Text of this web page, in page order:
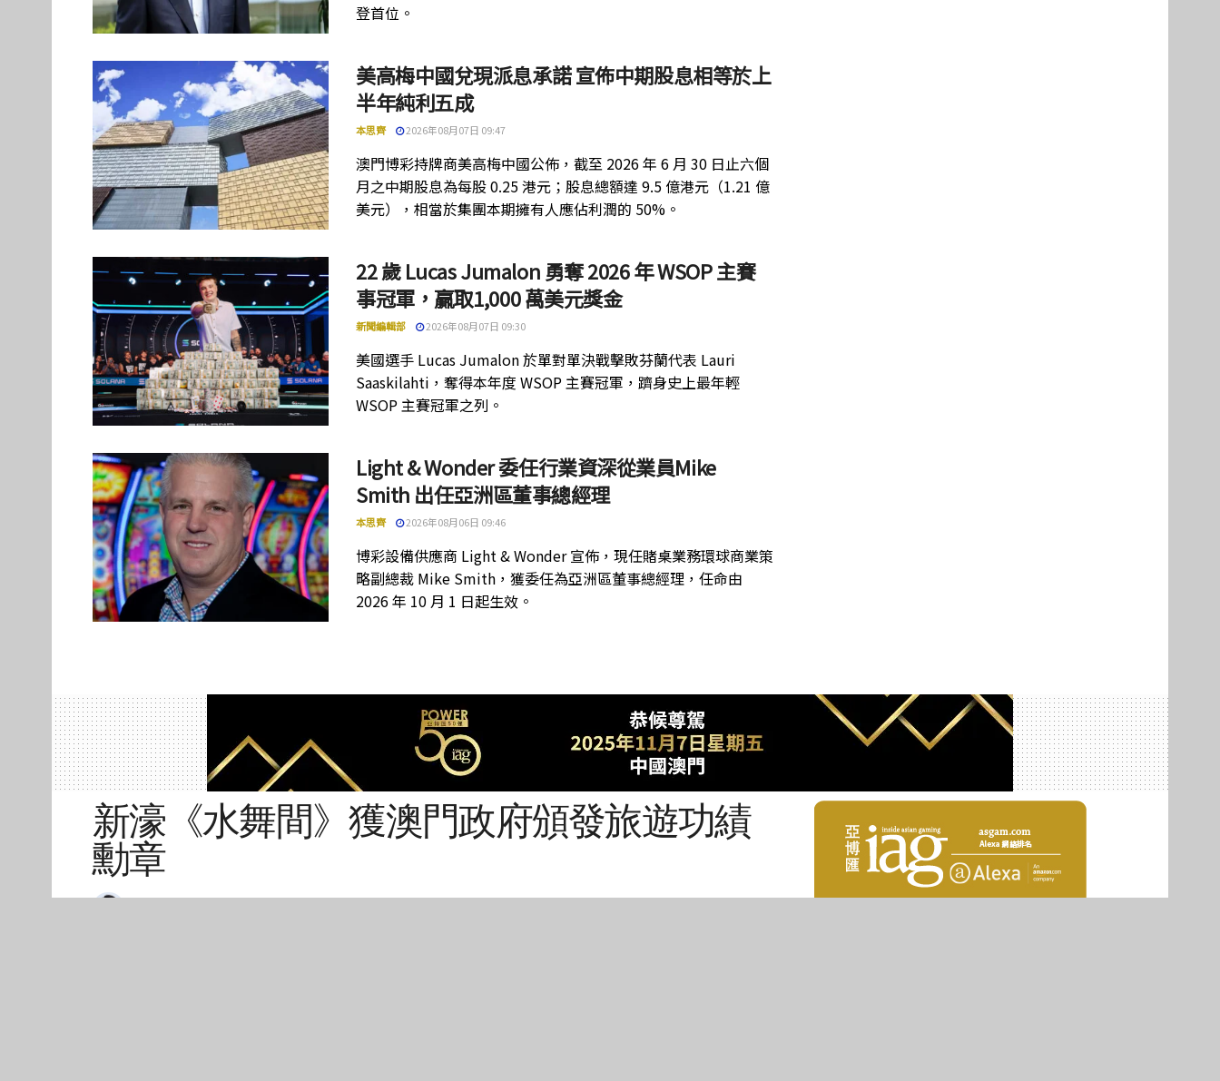
登首位。
美高梅中國兌現派息承諾 宣佈中期股息相等於上
半年純利五成
本思齊 2026年08月07日 09:47
澳門博彩持牌商美高梅中國公佈，截至 2026 年 6 月 30 日止六個
月之中期股息為每股 0.25 港元；股息總額達 9.5 億港元（1.21 億
美元），相當於集團本期擁有人應佔利潤的 50%。
22 歲 Lucas Jumalon 勇奪 2026 年 WSOP 主賽
事冠軍，贏取1,000 萬美元獎金
新聞編輯部 2026年08月07日 09:30
美國選手 Lucas Jumalon 於單對單決戰擊敗芬蘭代表 Lauri
Saaskilahti，奪得本年度 WSOP 主賽冠軍，躋身史上最年輕
WSOP 主賽冠軍之列。
Light & Wonder 委任行業資深從業員Mike
Smith 出任亞洲區董事總經理
本思齊 2026年08月06日 09:46
博彩設備供應商 Light & Wonder 宣佈，現任賭桌業務環球商業策
略副總裁 Mike Smith，獲委任為亞洲區董事總經理，任命由
2026 年 10 月 1 日起生效。
新濠《水舞間》獲澳門政府頒發旅遊功績
勳章